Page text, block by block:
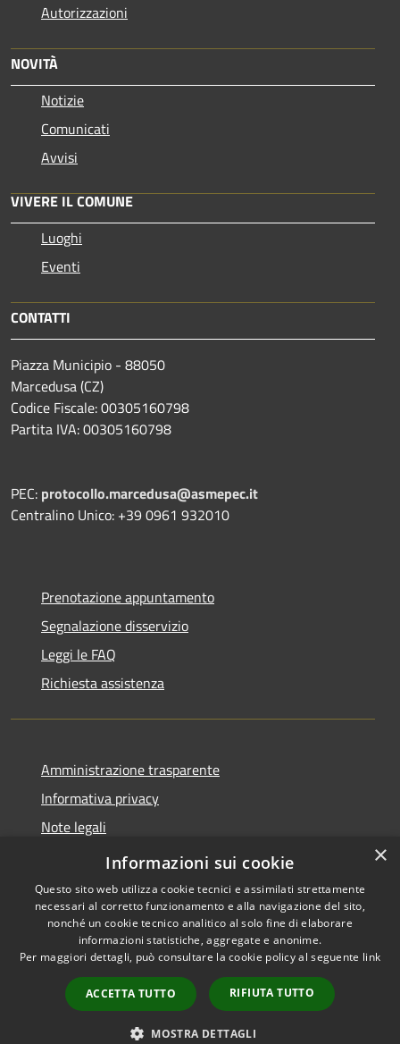
Autorizzazioni
NOVITÀ
Notizie
Comunicati
Avvisi
VIVERE IL COMUNE
Luoghi
Eventi
CONTATTI
Piazza Municipio - 88050
Marcedusa (CZ)
Codice Fiscale: 00305160798
Partita IVA: 00305160798
PEC: protocollo.marcedusa@asmepec.it
Centralino Unico: +39 0961 932010
Prenotazione appuntamento
Segnalazione disservizio
Leggi le FAQ
Richiesta assistenza
Amministrazione trasparente
Informativa privacy
Note legali
Dichiarazione di accessibilità
Accessibilità
Copyright © 2026 • Comune di
Marcedusa • Powered by
Municipium•
Accesso
redazione
×
Informazioni sui cookie
Questo sito web utilizza cookie tecnici e assimilati strettamente
necessari al corretto funzionamento e alla navigazione del sito,
nonché un cookie tecnico analitico al solo fine di elaborare
informazioni statistiche, aggregate e anonime.
Per maggiori dettagli, può consultare la cookie policy al seguente link
ACCETTA TUTTO RIFIUTA TUTTO
MOSTRA DETTAGLI